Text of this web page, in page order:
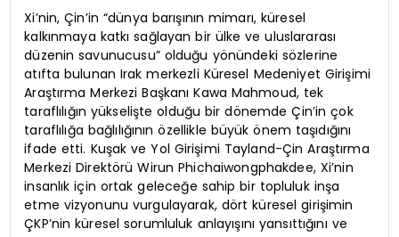
Xi’nin, Çin’in “dünya barışının mimarı, küresel
kalkınmaya katkı sağlayan bir ülke ve uluslararası
düzenin savunucusu” olduğu yönündeki sözlerine
atıfta bulunan Irak merkezli Küresel Medeniyet Girişimi
Araştırma Merkezi Başkanı Kawa Mahmoud, tek
taraflılığın yükselişte olduğu bir dönemde Çin’in çok
taraflılığa bağlılığının özellikle büyük önem taşıdığını
ifade etti. Kuşak ve Yol Girişimi Tayland-Çin Araştırma
Merkezi Direktörü Wirun Phichaiwongphakdee, Xi’nin
insanlık için ortak geleceğe sahip bir topluluk inşa
etme vizyonunu vurgulayarak, dört küresel girişimin
ÇKP’nin küresel sorumluluk anlayışını yansıttığını ve